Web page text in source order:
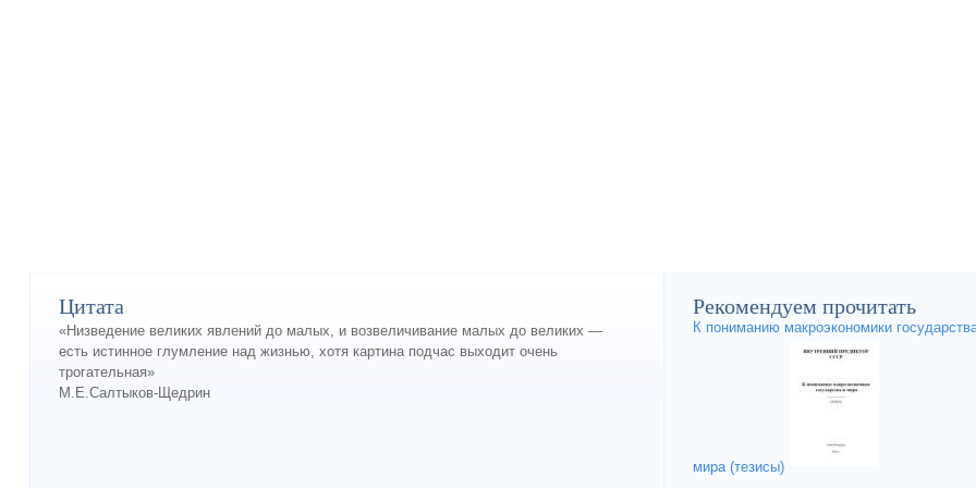
Цитата
«Низведение великих явлений до малых, и возвеличивание малых до великих —
есть истинное глумление над жизнью, хотя картина подчас выходит очень
трогательная»
М.Е.Салтыков-Щедрин
Рекомендуем прочитать
К пониманию макроэкономики
мира (тезисы)